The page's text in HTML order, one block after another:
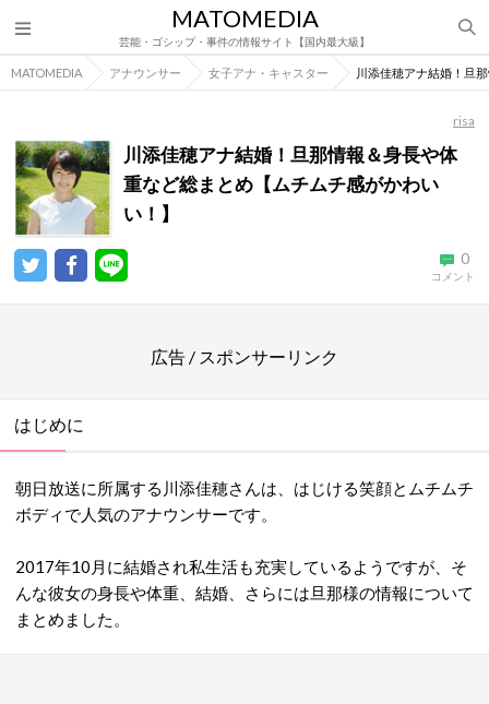
MATOMEDIA
芸能・ゴシップ・事件の情報サイト【国内最大級】
MATOMEDIA アナウンサー 女子アナ・キャスター 川添佳穂アナ結婚！旦
risa
川添佳穂アナ結婚！旦那情報＆身長や体
重など総まとめ【ムチムチ感がかわい
い！】
0
コメント
広告 / スポンサーリンク
はじめに
朝日放送に所属する川添佳穂さんは、はじける笑顔とムチムチ
ボディで人気のアナウンサーです。
2017年10月に結婚され私生活も充実しているようですが、そ
んな彼女の身長や体重、結婚、さらには旦那様の情報について
まとめました。